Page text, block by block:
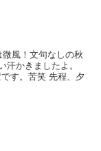
風！文句なしの秋
かきましたよ。
す。苦笑 先程、夕